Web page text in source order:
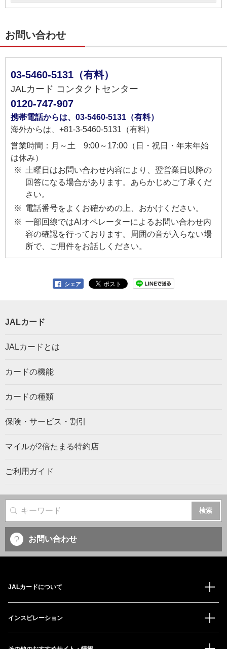
お問い合わせ
03-5460-5131（有料）
JALカード コンタクトセンター
0120-747-907
携帯電話からは、03-5460-5131（有料）
海外からは、+81-3-5460-5131（有料）
営業時間：月～土 9:00～17:00（日・祝日・年末年始
は休み）
土曜日はお問い合わせ内容により、翌営業日以降の
回答になる場合があります。あらかじめご了承くだ
さい。
電話番号をよくお確かめの上、おかけください。
一部回線ではAIオペレーターによるお問い合わせ内
容の確認を行っております。周囲の音が入らない場
所で、ご用件をお話しください。
シェア
JALカード
JALカードとは
カードの機能
カードの種類
保険・サービス・割引
マイルが2倍たまる特約店
ご利用ガイド
サイト内検索
お問い合わせ
JALカードについて
インスピレーション